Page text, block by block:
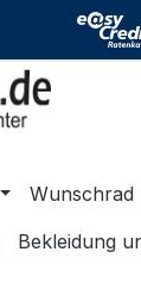
Wunschrad
Bekleidung